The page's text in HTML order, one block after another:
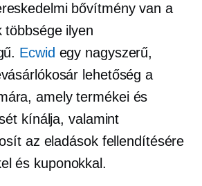
bővítmény van a
többsége ilyen
Ecwid egy nagyszerű,
lehetőség a
amely termékei és
kínálja, valamint
az eladások fellendítésére
és kuponokkal.